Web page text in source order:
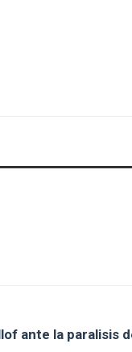
ante la paralisis